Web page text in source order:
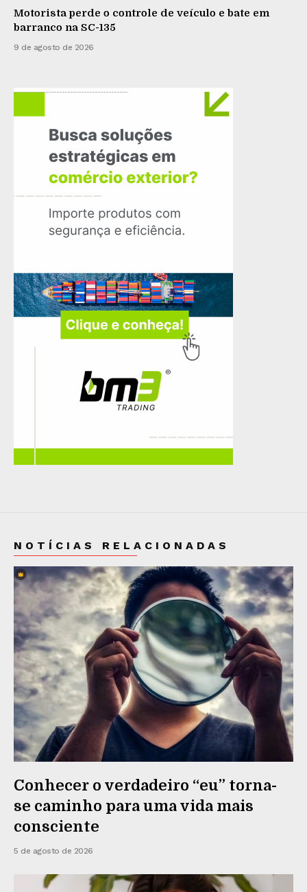
Motorista perde o controle de veículo e bate em
barranco na SC-135
9 de agosto de 2026
NOTÍCIAS RELACIONADAS
Conhecer o verdadeiro “eu” torna-
se caminho para uma vida mais
consciente
5 de agosto de 2026